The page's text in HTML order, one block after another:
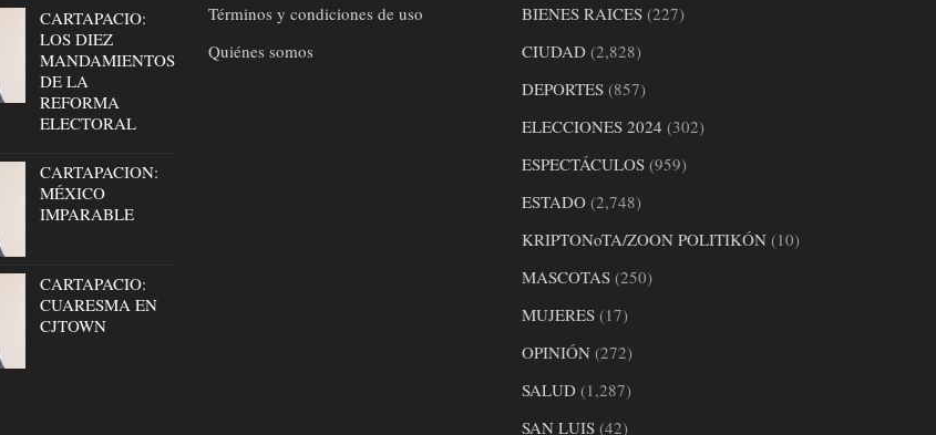
CARTAPACIO:
LOS DIEZ
MANDAMIENTOS
DE LA
REFORMA
ELECTORAL
CARTAPACION:
MÉXICO
IMPARABLE
CARTAPACIO:
CUARESMA EN
CJTOWN
Términos y condiciones de uso
Quiénes somos
BIENES RAICES(227)
CIUDAD(2,828)
DEPORTES(857)
ELECCIONES 2024 (302)
ESPECTÁCULOS(959)
ESTADO(2,748)
KRIPTONoTA/ZOON POLITIKÓN(10)
MASCOTAS(250)
MUJERES(17)
OPINIÓN(272)
SALUD(1,287)
SAN LUIS(42)